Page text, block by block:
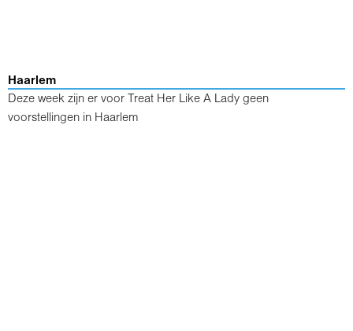
Haarlem
Deze week zijn er voor Treat Her Like A Lady geen
voorstellingen in Haarlem